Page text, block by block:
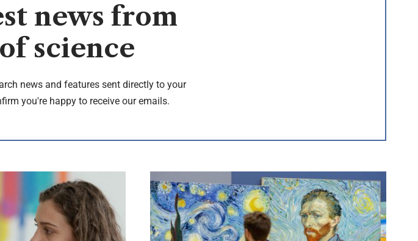
news from
science
news and features sent directly to your
you're happy to receive our emails.